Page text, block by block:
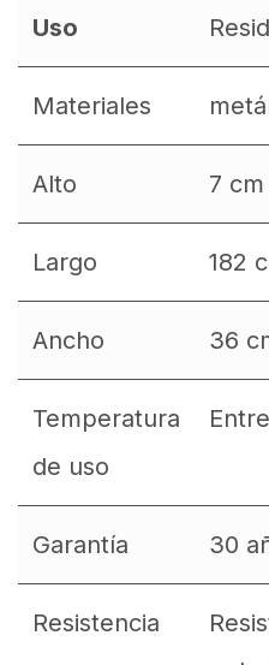
Uso
Materiales
Alto 7 cm
Largo 182
Ancho 36
Temperatura
de uso
Garantía 30
Resistencia